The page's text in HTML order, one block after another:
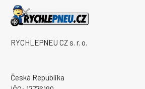
RYCHLEPNEU CZ s. r. o.
Česká Republika